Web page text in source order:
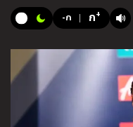
-ก ก+